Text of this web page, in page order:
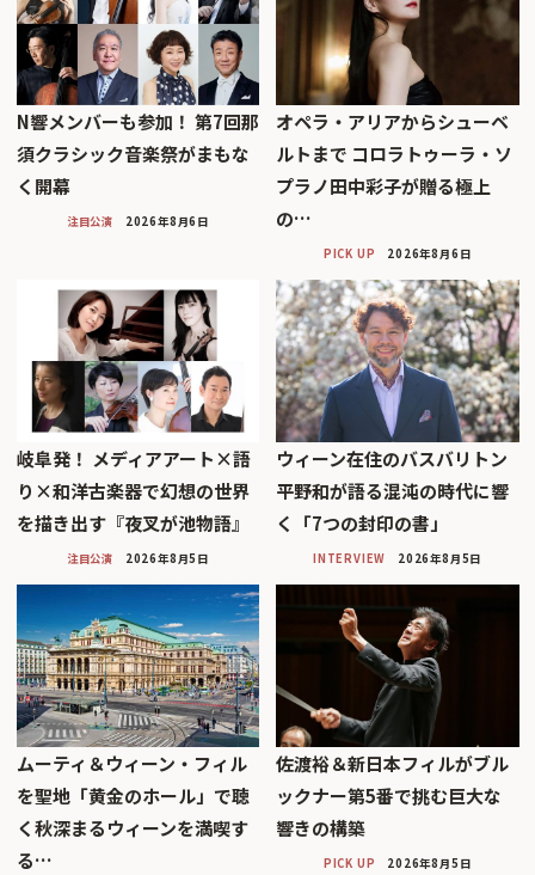
N響メンバーも参加！ 第7回那
須クラシック音楽祭がまもな
く開幕
注目公演 2026年8月6日
オペラ・アリアからシューベ
ルトまで コロラトゥーラ・ソ
プラノ田中彩子が贈る極上
の…
PICK UP 2026年8月6日
岐阜発！ メディアアート×語
り×和洋古楽器で幻想の世界
を描き出す『夜叉が池物語』
注目公演 2026年8月5日
ウィーン在住のバスバリトン
平野和が語る混沌の時代に響
く「7つの封印の書」
INTERVIEW 2026年8月5日
ムーティ＆ウィーン・フィル
を聖地「黄金のホール」で聴
く秋深まるウィーンを満喫す
る…
佐渡裕＆新日本フィルがブル
ックナー第5番で挑む巨大な
響きの構築
PICK UP 2026年8月5日